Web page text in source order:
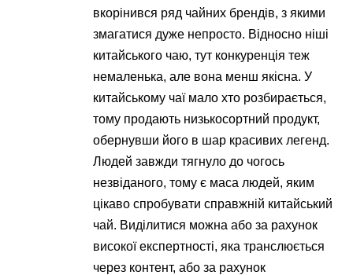
вкорінився ряд чайних брендів, з якими
змагатися дуже непросто. Відносно ніші
китайського чаю, тут конкуренція теж
немаленька, але вона менш якісна. У
китайському чаї мало хто розбирається,
тому продають низькосортний продукт,
обернувши його в шар красивих легенд.
Людей завжди тягнуло до чогось
незвіданого, тому є маса людей, яким
цікаво спробувати справжній китайський
чай. Виділитися можна або за рахунок
високої експертності, яка транслюється
через контент, або за рахунок